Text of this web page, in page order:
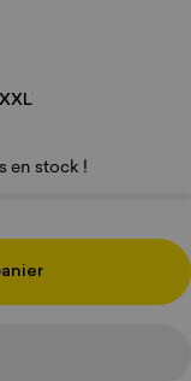
XXL
en stock !